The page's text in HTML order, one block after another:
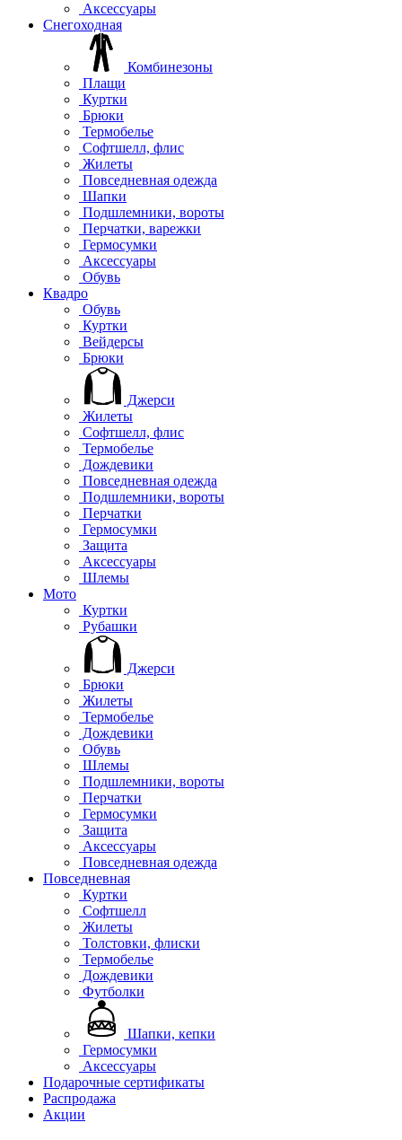
Аксессуары
Снегоходная
Комбинезоны
Плащи
Куртки
Брюки
Термобелье
Софтшелл, флис
Жилеты
Повседневная одежда
Шапки
Подшлемники, вороты
Перчатки, варежки
Гермосумки
Аксессуары
Обувь
Квадро
Обувь
Куртки
Вейдерсы
Брюки
Джерси
Жилеты
Софтшелл, флис
Термобелье
Дождевики
Повседневная одежда
Подшлемники, вороты
Перчатки
Гермосумки
Защита
Аксессуары
Шлемы
Мото
Куртки
Рубашки
Джерси
Брюки
Жилеты
Термобелье
Дождевики
Обувь
Шлемы
Подшлемники, вороты
Перчатки
Гермосумки
Защита
Аксессуары
Повседневная одежда
Повседневная
Куртки
Софтшелл
Жилеты
Толстовки, флиски
Термобелье
Дождевики
Футболки
Шапки, кепки
Гермосумки
Аксессуары
Подарочные сертификаты
Распродажа
Акции